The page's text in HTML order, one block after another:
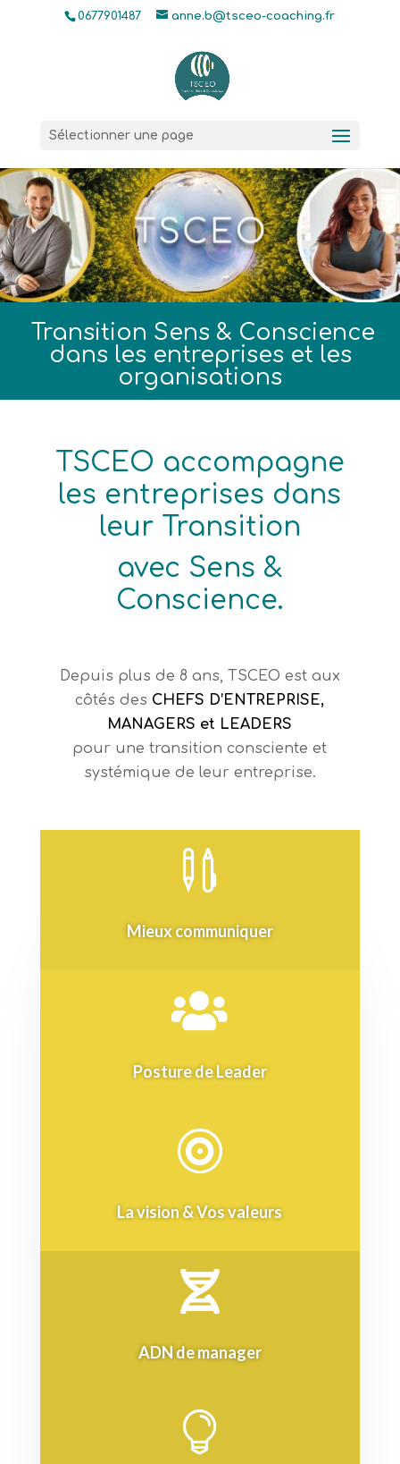
0677901487 anne.b@tsceo-coaching.fr
Sélectionner une page
Transition Sens & Conscience
dans les entreprises et les
organisations
TSCEO accompagne
les entreprises dans
leur Transition
avec Sens &
Conscience.
Depuis plus de 8 ans, TSCEO est aux
côtés des CHEFS D’ENTREPRISE,
MANAGERS et LEADERS
pour une transition consciente et
systémique de leur entreprise.

Mieux communiquer

Posture de Leader

La vision & Vos valeurs

ADN de manager
